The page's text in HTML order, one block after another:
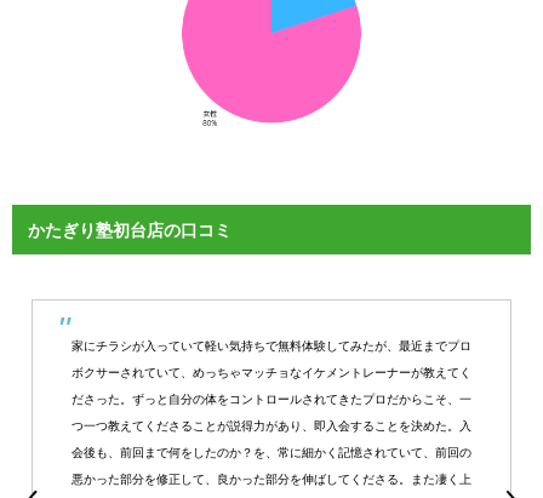
かたぎり塾初台店の口コミ
家にチラシが入っていて軽い気持ちで無料体験してみたが、最近までプロ
ボクサーされていて、めっちゃマッチョなイケメントレーナーが教えてく
ださった。ずっと自分の体をコントロールされてきたプロだからこそ、一
つ一つ教えてくださることが説得力があり、即入会することを決めた。入
会後も、前回まで何をしたのか？を、常に細かく記憶されていて、前回の
悪かった部分を修正して、良かった部分を伸ばしてくださる。また凄く上